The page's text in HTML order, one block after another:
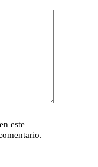
este